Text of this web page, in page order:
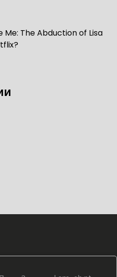
Me: The Abduction of Lisa